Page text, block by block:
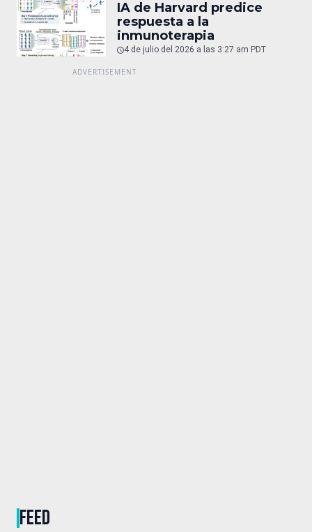
IA de Harvard predice
respuesta a la
inmunoterapia
4 de julio del 2026 a las 3:27 am PDT
FEED